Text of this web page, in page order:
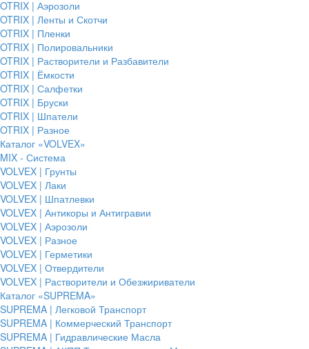
OTRIX | Аэрозоли
OTRIX | Ленты и Скотчи
OTRIX | Пленки
OTRIX | Полировальники
OTRIX | Растворители и Разбавители
OTRIX | Ёмкости
OTRIX | Салфетки
OTRIX | Бруски
OTRIX | Шпатели
OTRIX | Разное
Каталог «VOLVEX»
MIX - Система
VOLVEX | Грунты
VOLVEX | Лаки
VOLVEX | Шпатлевки
VOLVEX | Антикоры и Антигравии
VOLVEX | Аэрозоли
VOLVEX | Разное
VOLVEX | Герметики
VOLVEX | Отвердители
VOLVEX | Растворители и Обезжириватели
Каталог «SUPREMA»
SUPREMA | Легковой Транспорт
SUPREMA | Коммерческий Транспорт
SUPREMA | Гидравлические Масла